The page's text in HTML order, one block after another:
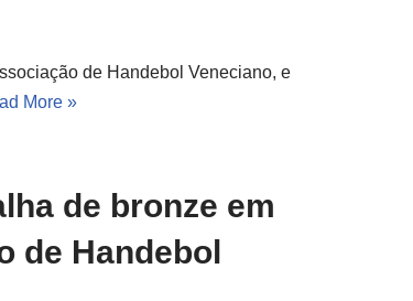
de Handebol Veneciano, e
More »
de bronze em
de Handebol